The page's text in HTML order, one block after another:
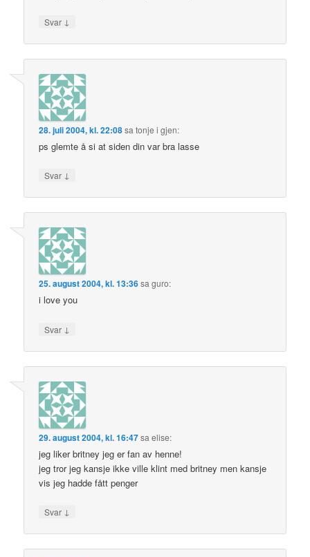
Svar ↓
28. juli 2004, kl. 22:08sa tonje i gjen:
ps glemte å si at siden din var bra lasse
Svar ↓
25. august 2004, kl. 13:36sa guro:
i love you
Svar ↓
29. august 2004, kl. 16:47sa elise:
jeg liker britney jeg er fan av henne!
jeg tror jeg kansje ikke ville klint med britney men kansje
vis jeg hadde fått penger
Svar ↓